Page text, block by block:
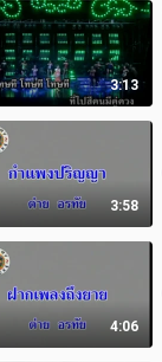
3:13
3:58
4:06